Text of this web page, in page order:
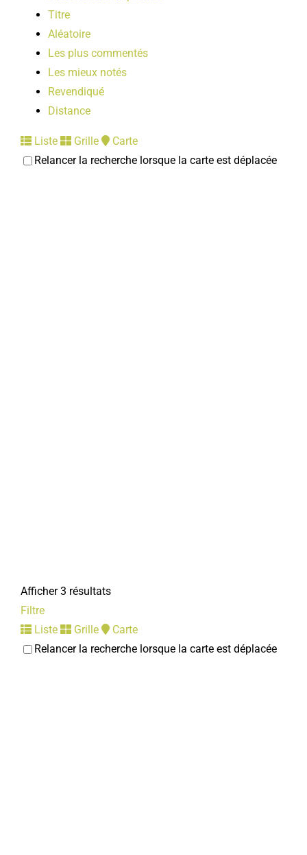
Titre
Aléatoire
Les plus commentés
Les mieux notés
Revendiqué
Distance
Liste Grille
Carte
Relancer la recherche lorsque la carte est déplacée
Afficher 3 résultats
Filtre
Liste
Grille
Carte
Relancer la recherche lorsque la carte est déplacée